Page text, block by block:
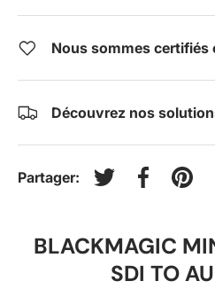
Nous sommes certifiés
Découvrez nos
Partager:
Tweeter sur
Partager
BLACKMAGIC
SDI TO